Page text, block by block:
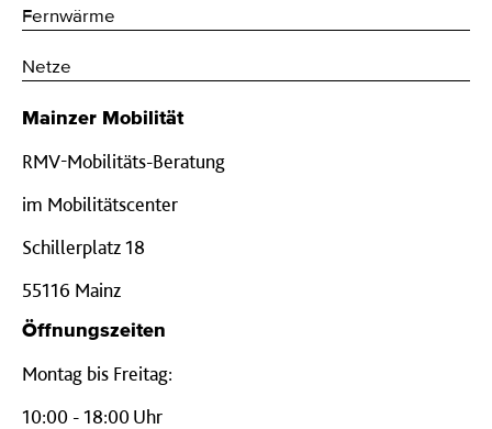
Fernwärme
Netze
Mainzer Mobilität
RMV-Mobilitäts-Beratung
im Mobilitätscenter
Schillerplatz 18
55116 Mainz
Öffnungszeiten
Montag bis Freitag:
10:00 - 18:00 Uhr